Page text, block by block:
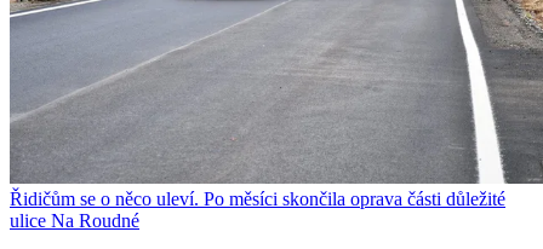
Řidičům se o něco uleví. Po měsíci skončila oprava části důležité
ulice Na Roudné